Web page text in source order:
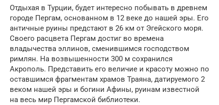
Отдыхая в Турции, будет интересно побывать в древнем
городе Пергам, основанном в 12 веке до нашей эры. Его
античные руины предстают в 26 км от Эгейского моря.
Своего расцвета Пергам достиг во времена
владычества эллинов, сменившимся господством
римлян. На возвышенности 300 м сохранился
Акрополь. Представить его величие и красоту можно по
оставшимся фрагментам храмов Траяна, датируемого 2
веком нашей эры и богини Афины, руинам известной
на весь мир Пергамской библиотеки.